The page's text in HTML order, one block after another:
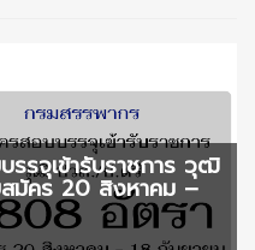
รจุเข้ารับราชการ วุฒิ
มัคร 20 สิงหาคม –